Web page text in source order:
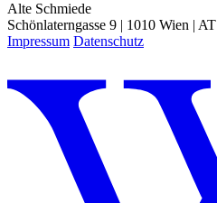
Alte Schmiede
Schönlaterngasse 9 | 1010 Wien | AT
Impressum Datenschutz